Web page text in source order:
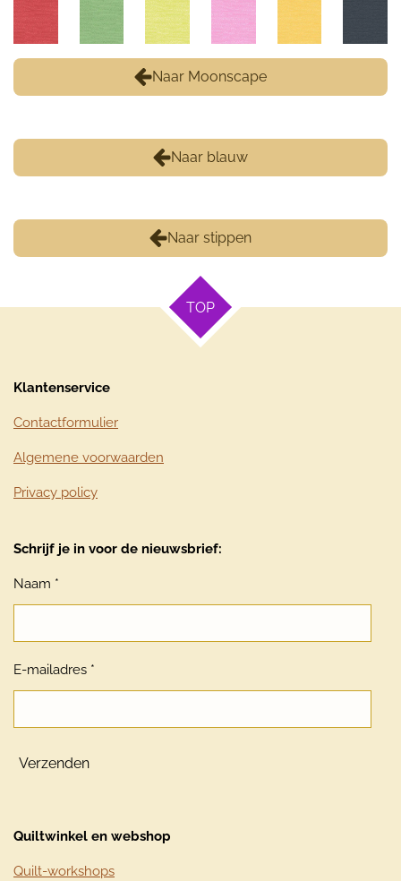
Naar Moonscape
Naar blauw
Naar stippen
TOP
Klantenservice
Contactformulier
Algemene voorwaarden
Privacy policy
Schrijf je in voor de nieuwsbrief:
Naam *
E-mailadres *
Verzenden
Quiltwinkel en webshop
Quilt-workshops